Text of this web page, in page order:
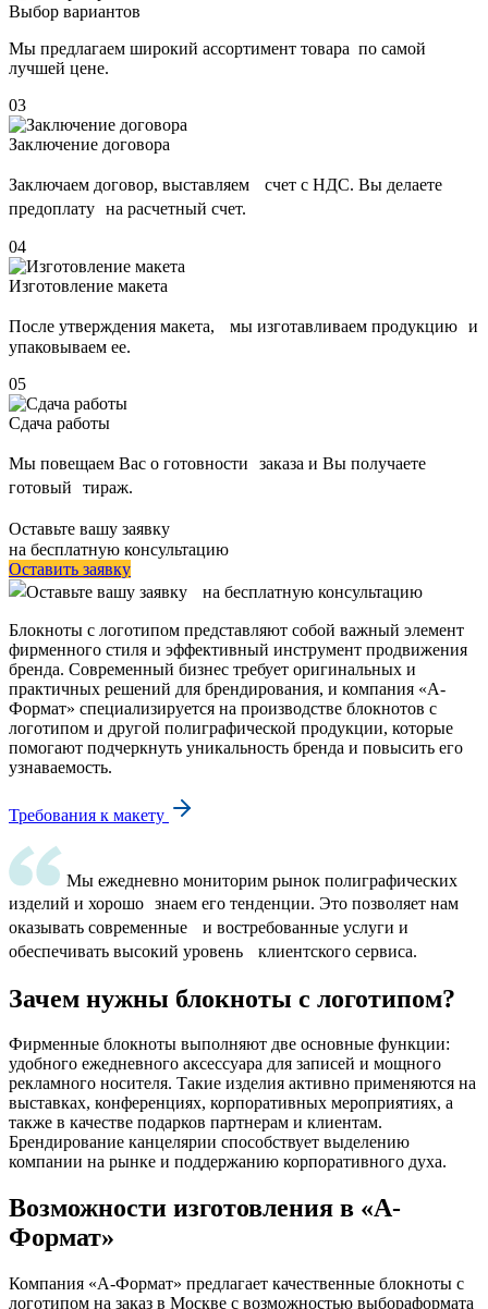
Выбор вариантов
Мы предлагаем широкий ассортимент товара по самой
лучшей цене.
03
Заключение договора
Заключаем договор, выставляем счет с НДС. Вы делаете
предоплату на расчетный счет.
04
Изготовление макета
После утверждения макета, мы изготавливаем продукцию и
упаковываем ее.
05
Сдача работы
Мы повещаем Вас о готовности заказа и Вы получаете
готовый тираж.
Оставьте вашу заявку
на бесплатную консультацию
Оставить заявку
Блокноты с логотипом представляют собой важный элемент
фирменного стиля и эффективный инструмент продвижения
бренда. Современный бизнес требует оригинальных и
практичных решений для брендирования, и компания «А-
Формат» специализируется на производстве блокнотов с
логотипом и другой полиграфической продукции, которые
помогают подчеркнуть уникальность бренда и повысить его
узнаваемость.
Требования к макету
Мы ежедневно мониторим рынок полиграфических
изделий и хорошо знаем его тенденции. Это позволяет нам
оказывать современные и востребованные услуги и
обеспечивать высокий уровень клиентского сервиса.
Зачем нужны блокноты с логотипом?
Фирменные блокноты выполняют две основные функции:
удобного ежедневного аксессуара для записей и мощного
рекламного носителя. Такие изделия активно применяются на
выставках, конференциях, корпоративных мероприятиях, а
также в качестве подарков партнерам и клиентам.
Брендирование канцелярии способствует выделению
компании на рынке и поддержанию корпоративного духа.
Возможности изготовления в «А-
Формат»
Компания «А-Формат» предлагает качественные блокноты с
логотипом на заказ в Москве с возможностью выбораформата